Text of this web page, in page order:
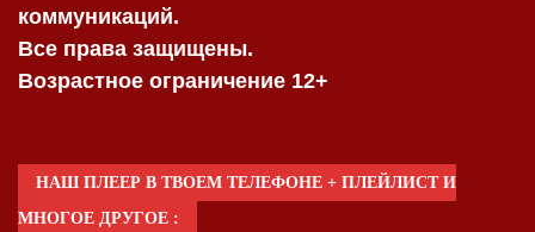
коммуникаций.
Все права защищены.
Возрастное ограничение 12+
НАШ ПЛЕЕР В ТВОЕМ ТЕЛЕФОНЕ + ПЛЕЙЛИСТ И
МНОГОЕ ДРУГОЕ :